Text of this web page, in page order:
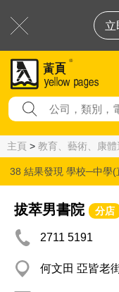
立
主頁 > 教育、藝術、康體
38 結果發現 學校─中學(
拔萃男書院 分店
2711 5191
何文田 亞皆老